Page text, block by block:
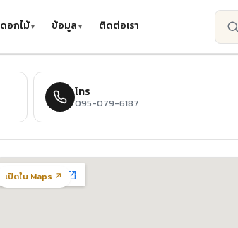
ดอกไม้ ข้อมูล ติดต่อเรา
โทร
095-079-6187
เปิดใน Maps ↗